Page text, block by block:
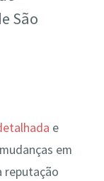
São
e
em
reputação